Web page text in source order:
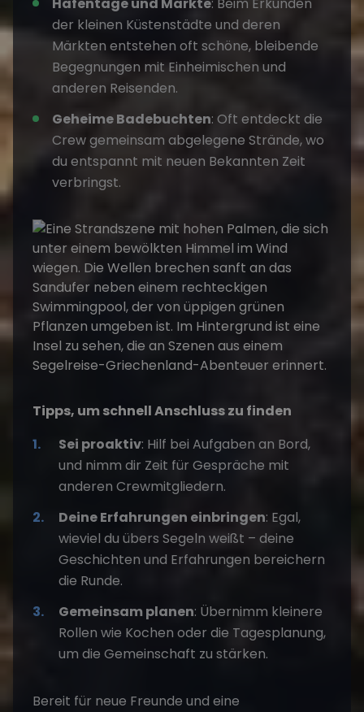
Hafentage und Märkte: Beim Erkunden
der kleinen Küstenstädte und deren
Märkten entstehen oft schöne, bleibende
Begegnungen mit Einheimischen und
anderen Reisenden.
Geheime Badebuchten: Oft entdeckt die
Crew gemeinsam abgelegene Strände, wo
du entspannt mit neuen Bekannten Zeit
verbringst.
Tipps, um schnell Anschluss zu finden
Sei proaktiv: Hilf bei Aufgaben an Bord,
und nimm dir Zeit für Gespräche mit
anderen Crewmitgliedern.
Deine Erfahrungen einbringen: Egal,
wieviel du übers Segeln weißt – deine
Geschichten und Erfahrungen bereichern
die Runde.
Gemeinsam planen: Übernimm kleinere
Rollen wie Kochen oder die Tagesplanung,
um die Gemeinschaft zu stärken.
Bereit für neue Freunde und eine